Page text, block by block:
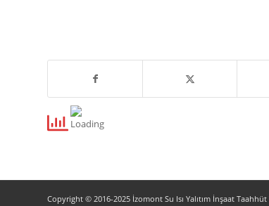
Copyright © 2016-2025 İzomont Su Isı Yalıtım İnşaat Taahhüt